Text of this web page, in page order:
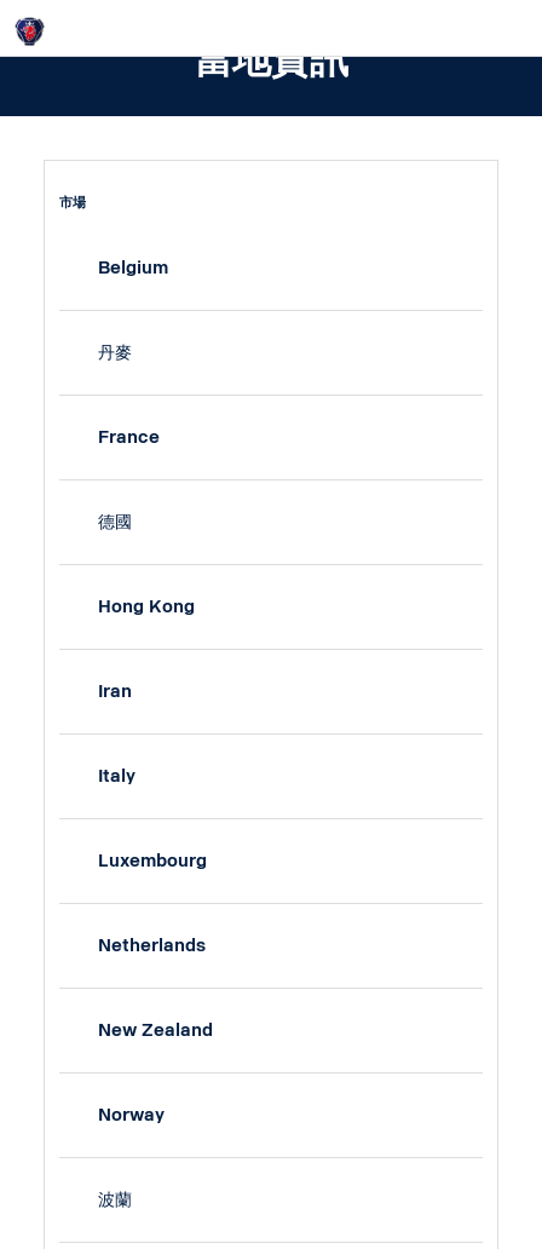
當地資訊
市場
Belgium
丹麥
France
德國
Hong Kong
Iran
Italy
Luxembourg
Netherlands
New Zealand
Norway
波蘭